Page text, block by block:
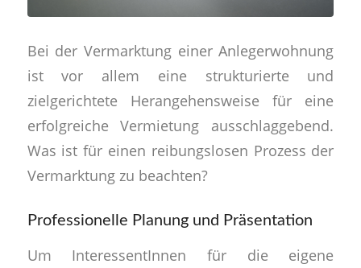
Bei der Vermarktung einer Anlegerwohnung
ist vor allem eine strukturierte und
zielgerichtete Herangehensweise für eine
erfolgreiche Vermietung ausschlaggebend.
Was ist für einen reibungslosen Prozess der
Vermarktung zu beachten?
Professionelle Planung und Präsentation
Um InteressentInnen für die eigene